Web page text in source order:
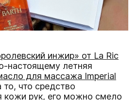
инжир» от La Ric
настоящему летняя
для массажа Imperial
что средство
кожи рук, его можно смело